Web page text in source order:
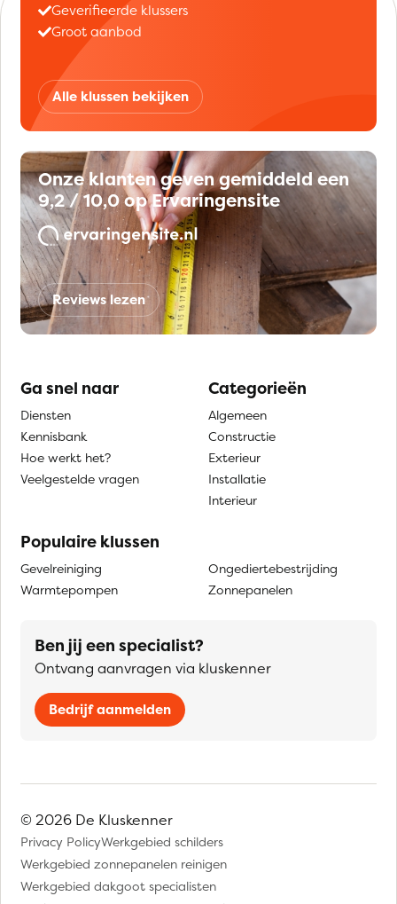
Geverifieerde klussers
Groot aanbod
Alle klussen bekijken
Onze klanten geven gemiddeld een
9,2 / 10,0 op Ervaringensite
Reviews lezen
Ga snel naar
Diensten
Kennisbank
Hoe werkt het?
Veelgestelde vragen
Categorieën
Algemeen
Constructie
Exterieur
Installatie
Interieur
Populaire klussen
Gevelreiniging
Warmtepompen
Ongediertebestrijding
Zonnepanelen
Ben jij een specialist?
Ontvang aanvragen via kluskenner
Bedrijf aanmelden
© 2026 De Kluskenner
Privacy PolicyWerkgebied schilders
Werkgebied zonnepanelen reinigen
Werkgebied dakgoot specialisten